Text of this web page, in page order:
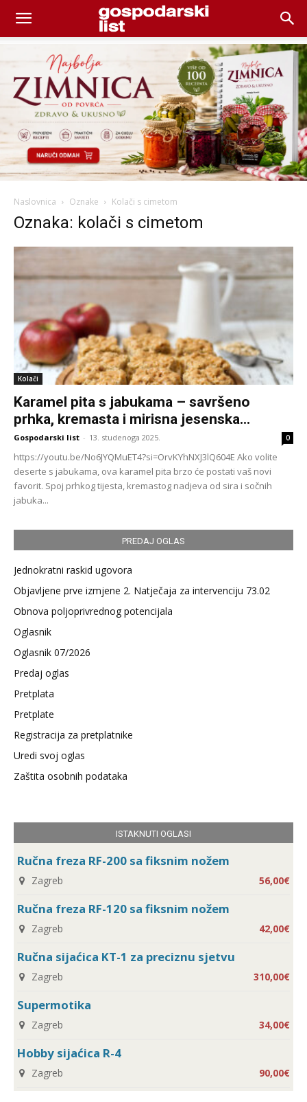
Naslovnica Oznake Kolači s cimetom
Oznaka: kolači s cimetom
Kolači
Karamel pita s jabukama – savršeno
prhka, kremasta i mirisna jesenska...
Gospodarski list - 13. studenoga 2025. 0
https://youtu.be/No6JYQMuET4?si=OrvKYhNXJ3lQ604E Ako volite
deserte s jabukama, ova karamel pita brzo će postati vaš novi
favorit. Spoj prhkog tijesta, kremastog nadjeva od sira i sočnih
jabuka...
PREDAJ OGLAS
Jednokratni raskid ugovora
Objavljene prve izmjene 2. Natječaja za intervenciju 73.02
Obnova poljoprivrednog potencijala
Oglasnik
Oglasnik 07/2026
Predaj oglas
Pretplata
Pretplate
Registracija za pretplatnike
Uredi svoj oglas
Zaštita osobnih podataka
ISTAKNUTI OGLASI
Ručna freza RF-200 sa fiksnim nožem
Zagreb 56,00€
Ručna freza RF-120 sa fiksnim nožem
Zagreb 42,00€
Ručna sijaćica KT-1 za preciznu sjetvu
Zagreb 310,00€
Supermotika
Zagreb 34,00€
Hobby sijaćica R-4
Zagreb 90,00€